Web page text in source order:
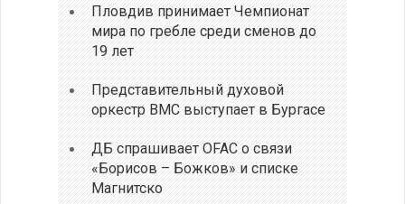
Пловдив принимает Чемпионат
мира по гребле среди сменов до
19 лет
Представительный духовой
оркестр ВМС выступает в Бургасе
ДБ спрашивает OFAC о связи
«Борисов – Божков» и списке
Магнитско